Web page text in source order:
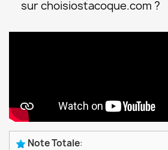
sur choisiostacoque.com ?
Note Totale: